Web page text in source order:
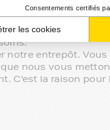
client ou
notre entrepôt. Vous
nous vous
C'est la raison pour